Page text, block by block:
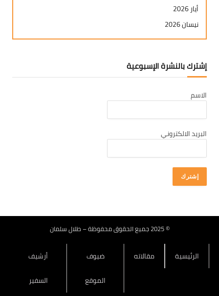
أيار 2026
نيسان 2026
آذار 2026
كانون ثاني 2026
تشرين ثاني 2025
تشرين أول 2025
أيلول 2025
تموز 2025
حزيران 2025
كانون ثاني 2025
إشترك بالنشرة الإسبوعية
الاسم
البريد الالكتروني
© 2025 جميع الحقوق محفوظة – طلال سلمان
الرئيسية مقالاته
ضيوف
الموقع
أرشيف
السفير